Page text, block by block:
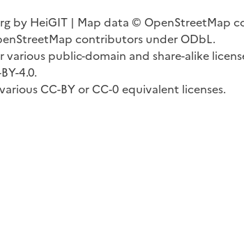
by HeiGIT | Map data © OpenStreetMap
contributors under ODbL.
various public-domain and share-alike
4.0.
CC-BY or CC-0 equivalent licenses.
LinkedIn